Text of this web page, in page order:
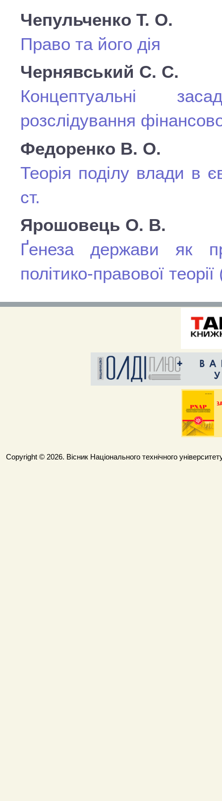
Чепульченко Т. О.
Право та його дія
Чернявський С. С.
Концептуальні
розслідування
Федоренко В. О.
Теорія поділу влади в
ст.
Ярошовець О. В.
Ґенеза держави як
політико-правової
Copyright © 2026. Вісник Національного технічного